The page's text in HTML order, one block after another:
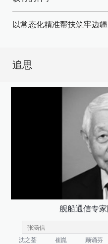
以常态化精准帮扶筑牢边
追思
舰船通信专
沈之荃 崔崑 顾诵芬